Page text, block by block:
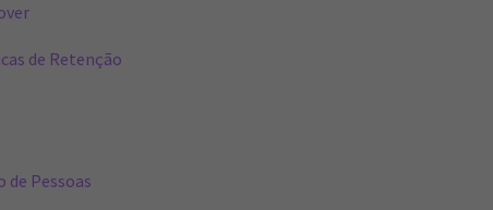
de Retenção
de Pessoas